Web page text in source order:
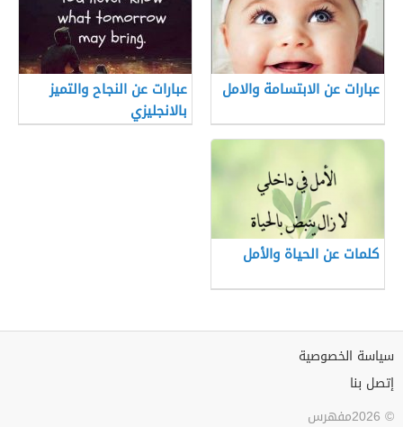
عبارات عن الابتسامة والامل
عبارات عن النجاح والتميز
بالانجليزي
كلمات عن الحياة والأمل
سياسة الخصوصية
إتصل بنا
© 2026مفهرس